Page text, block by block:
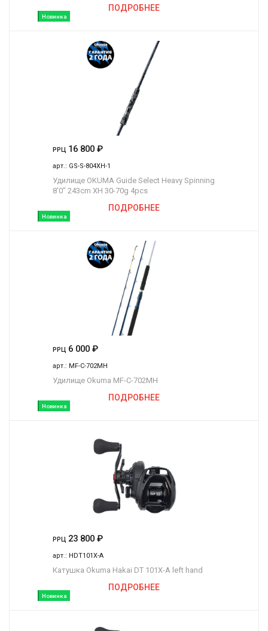
Новинка
ПОДРОБНЕЕ
Новинка
РРЦ 16 800 ₽
арт.: GS-S-804XH-1
Удилище OKUMA Guide Select Heavy Spinning
8'0" 243cm XH 30-70g 4pcs
ПОДРОБНЕЕ
Новинка
РРЦ 6 000 ₽
арт.: MF-C-702MH
Удилище Okuma MF-C-702MH
ПОДРОБНЕЕ
Новинка
РРЦ 23 800 ₽
арт.: HDT101X-A
Катушка Okuma Hakai DT 101X-A left hand
ПОДРОБНЕЕ